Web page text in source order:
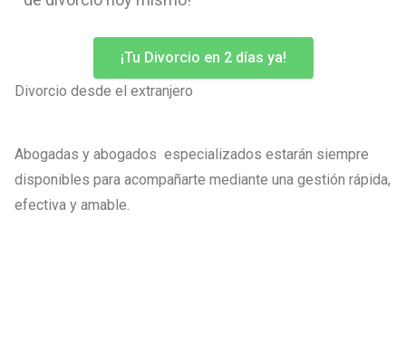
¡Tu Divorcio en 2 días ya!
Divorcio desde el extranjero
Abogadas y abogados especializados estarán siempre
disponibles para acompañarte mediante una gestión rápida,
efectiva y amable.